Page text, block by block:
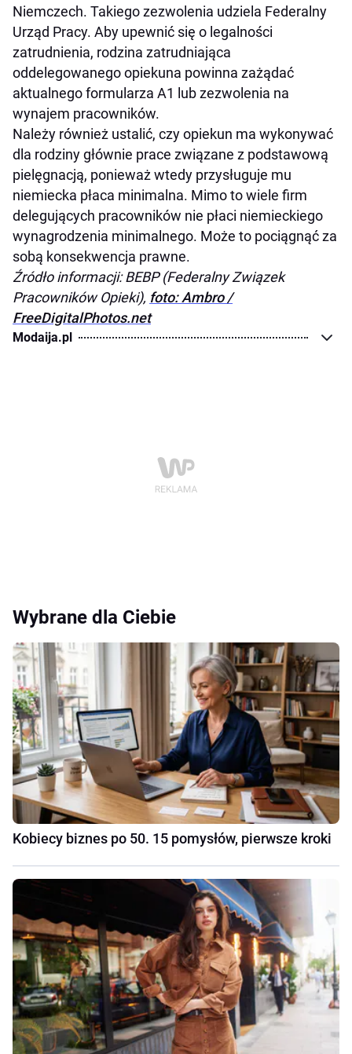
Niemczech. Takiego zezwolenia udziela Federalny
Urząd Pracy. Aby upewnić się o legalności
zatrudnienia, rodzina zatrudniająca
oddelegowanego opiekuna powinna zażądać
aktualnego formularza A1 lub zezwolenia na
wynajem pracowników.
Należy również ustalić, czy opiekun ma wykonywać
dla rodziny głównie prace związane z podstawową
pielęgnacją, ponieważ wtedy przysługuje mu
niemiecka płaca minimalna. Mimo to wiele firm
delegujących pracowników nie płaci niemieckiego
wynagrodzenia minimalnego. Może to pociągnąć za
sobą konsekwencja prawne.
Źródło informacji: BEBP (Federalny Związek
Pracowników Opieki), foto: Ambro /
FreeDigitalPhotos.net
Modaija.pl
Wybrane dla Ciebie
Kobiecy biznes po 50. 15 pomysłów, pierwsze kroki